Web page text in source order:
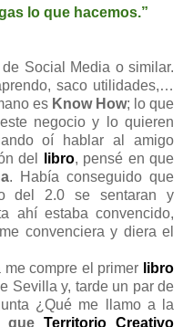
lo que hacemos.”
Social Media o similar.
saco utilidades,…
es Know How; lo que
negocio y lo quieren
oí hablar al amigo
del libro, pensé en que
. Había conseguido que
del 2.0 se sentaran y
ahí estaba convencido,
convenciera y diera el
compre el primer libro
Sevilla y, tarde un par de
¿Qué me llamo a la
que Territorio Creativo